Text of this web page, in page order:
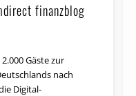
finanzblog
Gäste zur
nach
Digital-